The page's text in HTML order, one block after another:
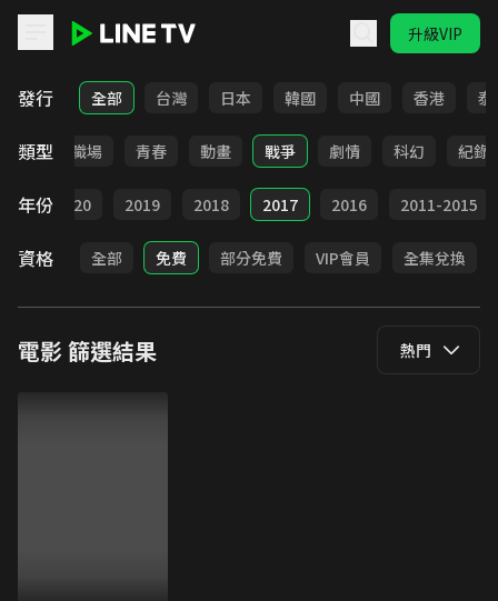
升級VIP
LINE TV - 電影
發行 全部 台灣 日本 韓國 中國 香港 泰
類型
家庭 職場 青春 動畫 戰爭 劇情 科幻 紀錄
年份 2020 2019 2018 2017 2016 2011-2015
資格 全部 免費 部分免費 VIP會員 全集兌換
電影篩選結果 熱門